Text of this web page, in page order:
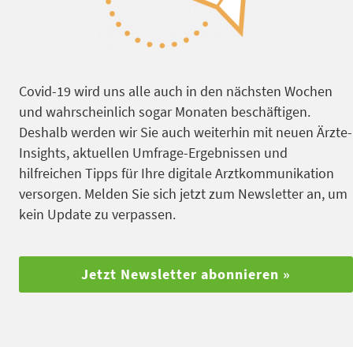
Covid-19 wird uns alle auch in den nächsten Wochen
und wahrscheinlich sogar Monaten beschäftigen.
Deshalb werden wir Sie auch weiterhin mit neuen Ärzte-
Insights, aktuellen Umfrage-Ergebnissen und
hilfreichen Tipps für Ihre digitale Arztkommunikation
versorgen. Melden Sie sich jetzt zum Newsletter an, um
kein Update zu verpassen.
Jetzt Newsletter abonnieren »